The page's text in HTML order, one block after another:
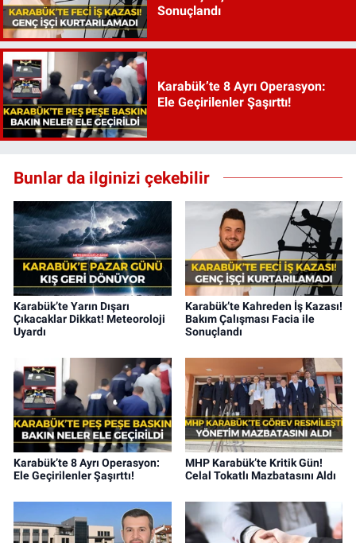
Sonuçlandı
Karabük’te 8 Ayrı Operasyon:
Ele Geçirilenler Şaşırttı!
Bunlar da ilginizi çekebilir
Karabük’te Yarın Dışarı
Çıkacaklar Dikkat! Meteoroloji
Uyardı
Karabük’te Kahreden İş Kazası!
Bakım Çalışması Facia ile
Sonuçlandı
Karabük’te 8 Ayrı Operasyon:
Ele Geçirilenler Şaşırttı!
MHP Karabük’te Kritik Gün!
Celal Tokatlı Mazbatasını Aldı